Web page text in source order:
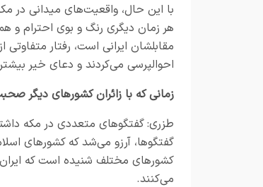
با این حال، واقعیت‌های میدانی در
هر زمان دیگری رنگ و بوی احترام و
مقابلشان ایرانی است، رفتار
احوالپرسی می‌کردند و دعای خیر
زمانی که با زائران کشورهای دیگر
طزری: گفتگوهای متعددی در مکه
گفتگوها، آرزو می‌شد که کشورهای
کشورهای مختلف شنیده است که ایران
می‌کنند.